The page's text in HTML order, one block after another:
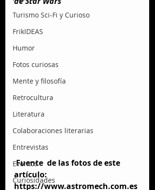
Turismo Sci-Fi y Curioso
FrikIDEAS
Humor
Fotos curiosas
Mente y filosofía
Retrocultura
Literatura
Colaboraciones literarias
Entrevistas
Eventos
Curiosidades
Fuente  de las fotos de este
artículo:
https://www.astromech.com.es